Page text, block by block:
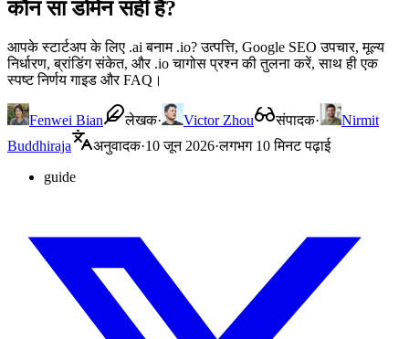
कौन सा डोमेन सही है?
आपके स्टार्टअप के लिए .ai बनाम .io? उत्पत्ति, Google SEO उपचार, मूल्य
निर्धारण, ब्रांडिंग संकेत, और .io चागोस प्रश्न की तुलना करें, साथ ही एक
स्पष्ट निर्णय गाइड और FAQ।
Fenwei Bian लेखक· Victor Zhou संपादक·
Nirmit
Buddhiraja
अनुवादक·10 जून 2026·लगभग 10 मिनट पढ़ाई
guide